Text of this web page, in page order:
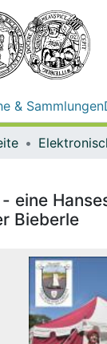
& Sammlungen
- eine
Bieberle